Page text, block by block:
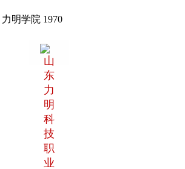
力明学院 1970